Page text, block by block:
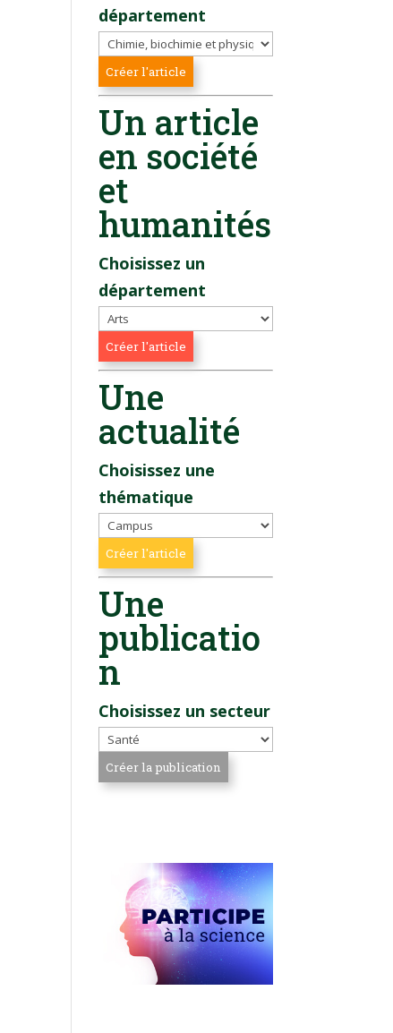
département
Un article
en société
et
humanités
Choisissez un
département
Une
actualité
Choisissez une
thématique
Une
publicatio
n
Choisissez un secteur